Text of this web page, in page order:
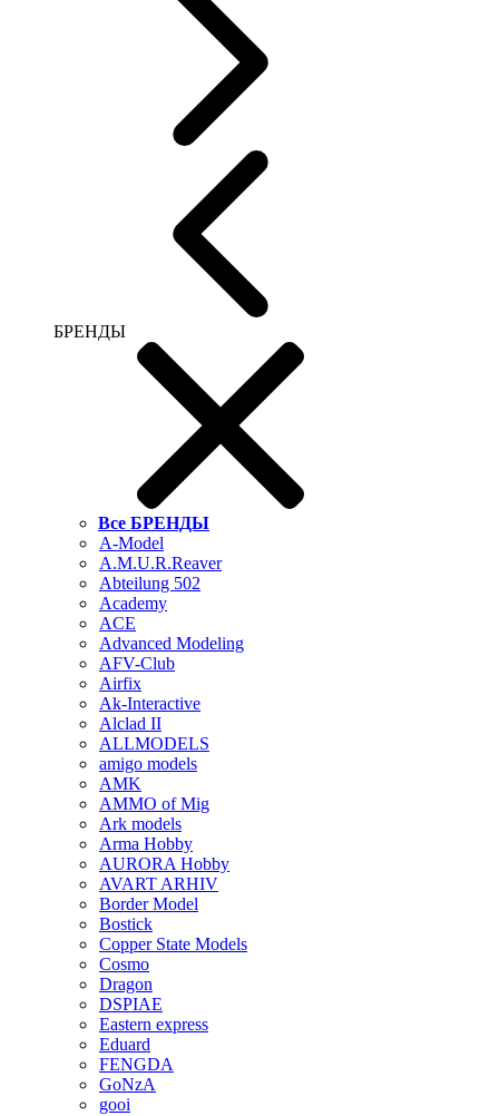
БРЕНДЫ
Все БРЕНДЫ
A-Model
A.M.U.R.Reaver
Abteilung 502
Academy
ACE
Advanced Modeling
AFV-Club
Airfix
Ak-Interactive
Alclad II
ALLMODELS
amigo models
AMK
AMMO of Mig
Ark models
Arma Hobby
AURORA Hobby
AVART ARHIV
Border Model
Bostick
Copper State Models
Cosmo
Dragon
DSPIAE
Eastern express
Eduard
FENGDA
GoNzA
gooi